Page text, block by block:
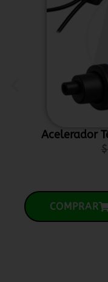
Acelerador
$
COMPRAR